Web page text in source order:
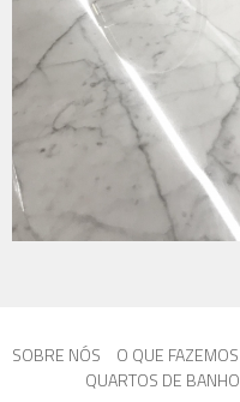
SOBRE NÓS O QUE FAZEMOS
QUARTOS DE BANHO